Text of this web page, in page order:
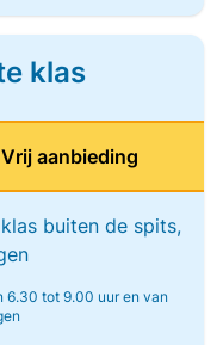
klas
aanbieding
buiten de spits,
6.30 tot 9.00 uur en van